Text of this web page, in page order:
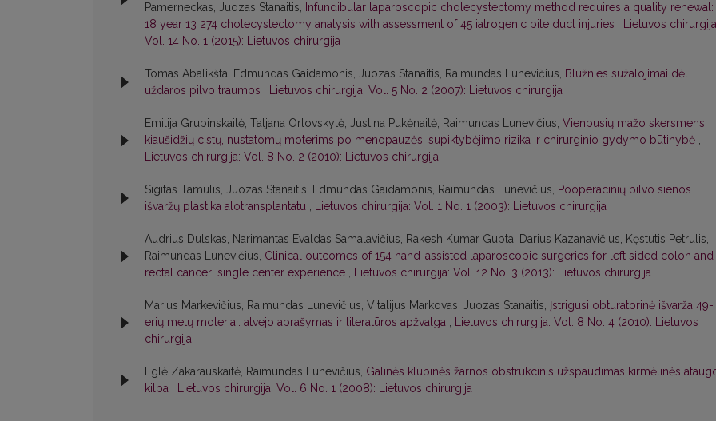
Pamerneckas, Juozas Stanaitis, Infundibular laparoscopic cholecystectomy method requires a quality renewal:
18 year 13 274 cholecystectomy analysis with assessment of 45 iatrogenic bile duct injuries , Lietuvos
Vol. 14 No. 1 (2015): Lietuvos chirurgija
Tomas Abalikšta, Edmundas Gaidamonis, Juozas Stanaitis, Raimundas Lunevičius, Blužnies sužalojimai dėl
uždaros pilvo traumos , Lietuvos chirurgija: Vol. 5 No. 2 (2007): Lietuvos chirurgija
Emilija Grubinskaitė, Tatjana Orlovskytė, Justina Pukėnaitė, Raimundas Lunevičius, Vienpusių mažo skersmens
kiaušidžių cistų, nustatomų moterims po menopauzės, supiktybėjimo rizika ir chirurginio gydymo būtinybė ,
Lietuvos chirurgija: Vol. 8 No. 2 (2010): Lietuvos chirurgija
Sigitas Tamulis, Juozas Stanaitis, Edmundas Gaidamonis, Raimundas Lunevičius, Pooperacinių pilvo sienos
išvaržų plastika alotransplantatu , Lietuvos chirurgija: Vol. 1 No. 1 (2003): Lietuvos chirurgija
Audrius Dulskas, Narimantas Evaldas Samalavičius, Rakesh Kumar Gupta, Darius Kazanavičius, Kęstutis Petrulis,
Raimundas Lunevičius, Clinical outcomes of 154 hand-assisted laparoscopic surgeries for left sided colon and
rectal cancer: single center experience , Lietuvos chirurgija: Vol. 12 No. 3 (2013): Lietuvos chirurgija
Marius Markevičius, Raimundas Lunevičius, Vitalijus Markovas, Juozas Stanaitis, Įstrigusi obturatorinė išvarža 49-
erių metų moteriai: atvejo aprašymas ir literatūros apžvalga , Lietuvos chirurgija: Vol. 8 No. 4 (2010): Lietuvos
chirurgija
Eglė Zakarauskaitė, Raimundas Lunevičius, Galinės klubinės žarnos obstrukcinis užspaudimas kirmėlinės
kilpa , Lietuvos chirurgija: Vol. 6 No. 1 (2008): Lietuvos chirurgija